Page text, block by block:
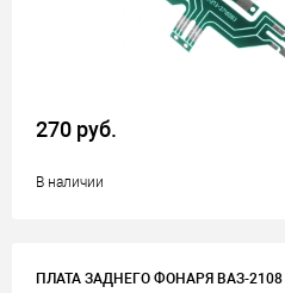
270 руб.
В наличии
ПЛАТА ЗАДНЕГО ФОНАРЯ ВАЗ-